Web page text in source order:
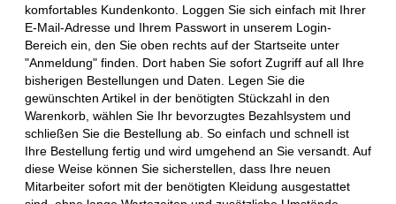
komfortables Kundenkonto. Loggen Sie sich einfach mit Ihrer
E-Mail-Adresse und Ihrem Passwort in unserem Login-
Bereich ein, den Sie oben rechts auf der Startseite unter
"Anmeldung" finden. Dort haben Sie sofort Zugriff auf all Ihre
bisherigen Bestellungen und Daten. Legen Sie die
gewünschten Artikel in der benötigten Stückzahl in den
Warenkorb, wählen Sie Ihr bevorzugtes Bezahlsystem und
schließen Sie die Bestellung ab. So einfach und schnell ist
Ihre Bestellung fertig und wird umgehend an Sie versandt. Auf
diese Weise können Sie sicherstellen, dass Ihre neuen
Mitarbeiter sofort mit der benötigten Kleidung ausgestattet